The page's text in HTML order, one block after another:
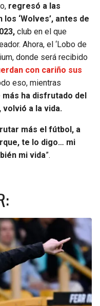
regresó a las
‘Wolves’, antes de
club en el que
Ahora, el ‘Lobo de
donde será recibido
con cariño sus
eso, mientras
ha disfrutado del
a la vida.
más el fútbol, a
te lo digo… mi
mi vida”.